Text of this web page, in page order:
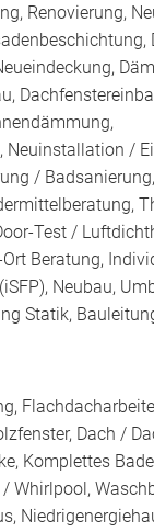
Renovierung,
Neuinstallation /
/
Test /
Beratung,
Neubau,
Statik,
Dach /
Komplettes
Whirlpool,